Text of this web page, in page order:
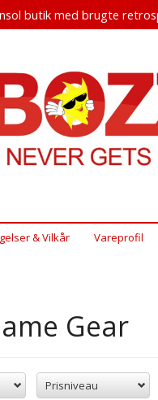
butik med brugte
& Vilkår Vareprofil
Gear
Prisniveau